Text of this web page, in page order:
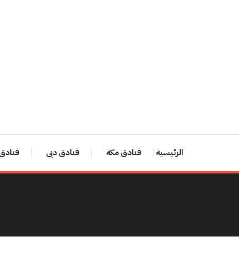
الرئيسية فنادق مكة فنادق دبي